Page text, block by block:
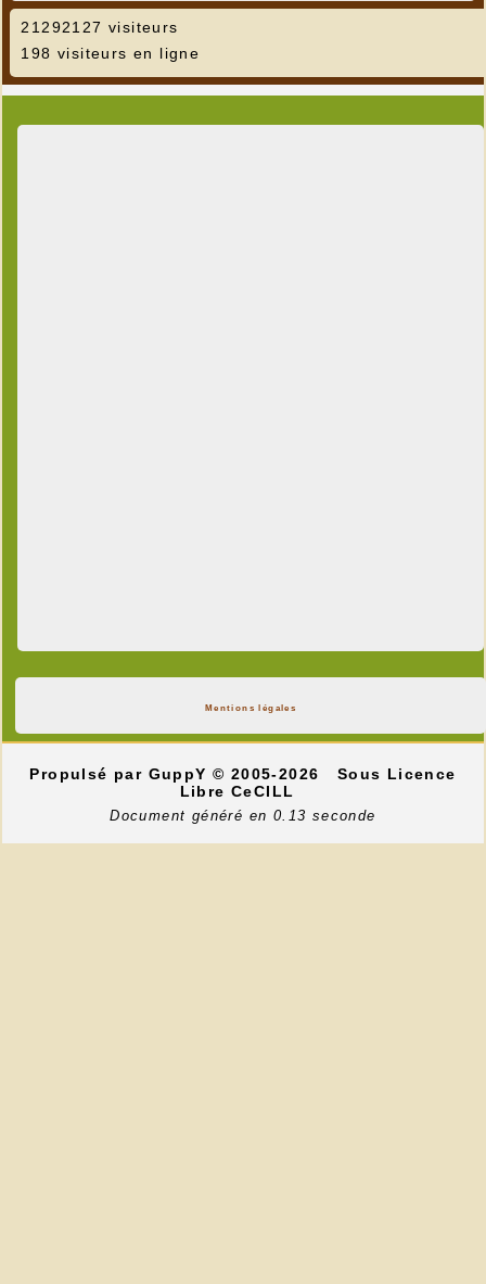
21292127 visiteurs
198 visiteurs en ligne
Mentions légales
Propulsé par GuppY© 2005-2026
Sous Licence
Libre CeCILL
Document généré en 0.13 seconde